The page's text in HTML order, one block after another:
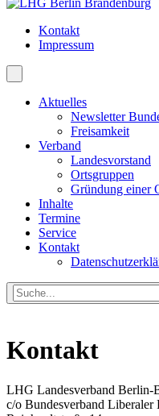
Kontakt
Impressum
Aktuelles
Newsletter
Freisamkeit
Verband
Landesvorstand
Ortsgruppen
Gründung einer
Inhalte
Termine
Service
Kontakt
Suche
nach:
Kontakt
LHG Landesverband Berlin-
c/o Bundesverband Liberaler